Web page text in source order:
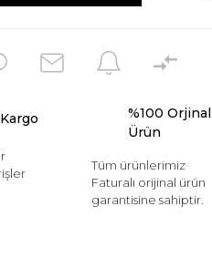
Kargo
%100 Orjinal
Ürün
Tüm ürünlerimiz
Faturalı orijinal ürün
garantisine sahiptir.